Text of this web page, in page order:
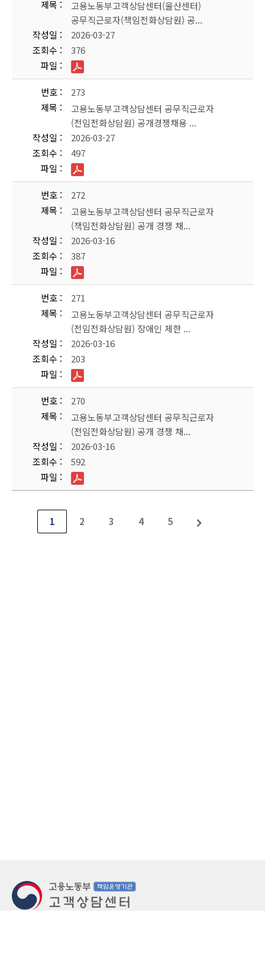
제목
고용노동부고객상담센터(울산센터)
공무직근로자(책임전화상담원) 공...
작성일
2026-03-27
조회수
376
파일
번호
273
제목
고용노동부고객상담센터 공무직근로자
(전임전화상담원) 공개경쟁채용 ...
작성일
2026-03-27
조회수
497
파일
번호
272
제목
고용노동부고객상담센터 공무직근로자
(책임전화상담원) 공개 경쟁 채...
작성일
2026-03-16
조회수
387
파일
번호
271
제목
고용노동부고객상담센터 공무직근로자
(전임전화상담원) 장애인 제한 ...
작성일
2026-03-16
조회수
203
파일
번호
270
제목
고용노동부고객상담센터 공무직근로자
(전임전화상담원) 공개 경쟁 채...
작성일
2026-03-16
조회수
592
파일
1 2 3 4 5